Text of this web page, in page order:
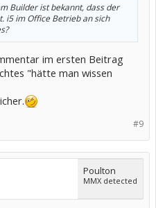
Builder ist bekannt, dass der
i5 im Office Betrieb an sich
im ersten Beitrag
"hätte man wissen
#9
Poulton
MMX detected